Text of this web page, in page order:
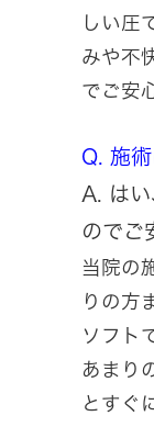
しい圧
みや不
でご安
Q. 施
A. は
のでご
当院の
りの方
ソフト
あまり
とすぐ